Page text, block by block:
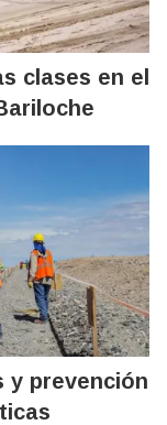
clases en el
y prevención